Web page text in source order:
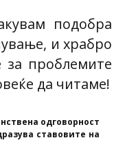
подобра
и храбро
проблемите
да читаме!
одговорност
ставовите на